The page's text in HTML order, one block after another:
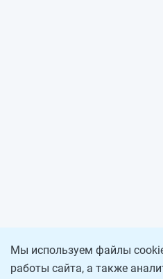
Мы используем файлы
работы сайта, а также